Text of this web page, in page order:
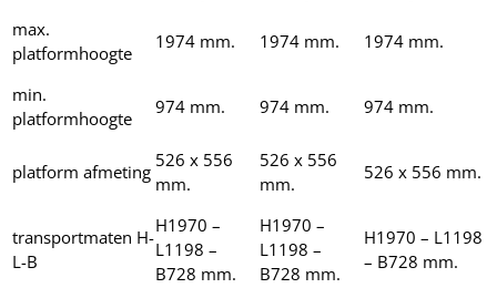
max.
platformhoogte
1974 mm. 1974 mm. 1974 mm.
min.
platformhoogte
974 mm. 974 mm. 974 mm.
platform afmeting
526 x 556
mm.
526 x 556
mm.
526 x 556 mm.
transportmaten H-
L-B
H1970 –
L1198 –
B728 mm.
H1970 –
L1198 –
B728 mm.
H1970 – L1198
– B728 mm.